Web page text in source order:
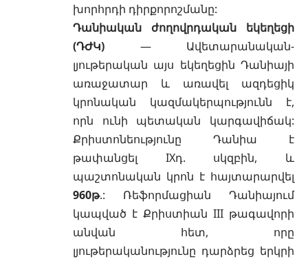
խորհրդի դիրքորոշմանը:
Դանիական ժողովրդական եկեղեցի
(ԴԺԿ) — Ավետարանական-
լյութերական այս եկեղեցին Դանիայի
առաջատար և առավել ազդեցիկ
կրոնական կազմակերպությունն է,
որն ունի պետական կարգավիճակ:
Քրիստոնեությունը Դանիա է
թափանցել IXդ. սկզբին, և
պաշտոնական կրոն է հայտարարվել
960թ.: Ռեֆորմացիան Դանիայում
կապված է Քրիստիան III թագավորի
անվան հետ, որը
լյութերականությունը դարձրեց երկրի